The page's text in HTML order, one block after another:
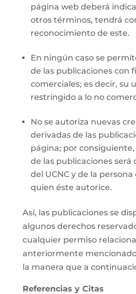
página web deberá
otros términos, tendrá
reconocimiento de este.
En ningún caso se
de las publicaciones con
comerciales; es decir, su
restringido a lo no
No se autoriza nuevas
derivadas de las
página; por
de las publicaciones será
del UCNC y de la
quien éste autorice.
Así, las publicaciones se
algunos derechos
cualquier permiso
anteriormente
la manera que a
Referencias y Citas